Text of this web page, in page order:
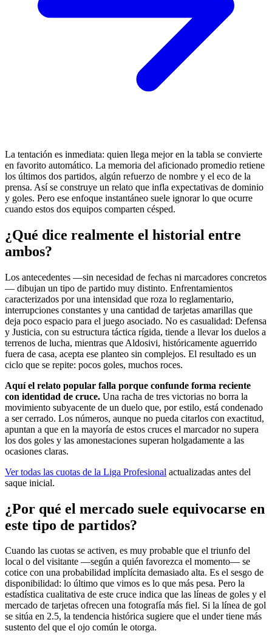
La tentación es inmediata: quien llega mejor en la tabla se convierte
en favorito automático. La memoria del aficionado promedio retiene
los últimos dos partidos, algún refuerzo de nombre y el eco de la
prensa. Así se construye un relato que infla expectativas de dominio
y goles. Pero ese enfoque instantáneo suele ignorar lo que ocurre
cuando estos dos equipos comparten césped.
¿Qué dice realmente el historial entre
ambos?
Los antecedentes —sin necesidad de fechas ni marcadores concretos
— dibujan un tipo de partido muy distinto. Enfrentamientos
caracterizados por una intensidad que roza lo reglamentario,
interrupciones constantes y una cantidad de tarjetas amarillas que
deja poco espacio para el juego asociado. No es casualidad: Defensa
y Justicia, con su estructura táctica rígida, tiende a llevar los duelos a
terrenos de lucha, mientras que Aldosivi, históricamente aguerrido
fuera de casa, acepta ese planteo sin complejos. El resultado es un
ciclo que se repite: pocos goles, muchos roces.
Aquí el relato popular falla porque confunde forma reciente
con identidad de cruce. Una racha de tres victorias no borra la
movimiento subyacente de un duelo que, por estilo, está condenado
a ser cerrado. Los números, aunque no pueda citarlos con exactitud,
apuntan a que en la mayoría de estos cruces el marcador no supera
los dos goles y las amonestaciones superan holgadamente a las
ocasiones claras.
Ver todas las cuotas de la Liga Profesional actualizadas antes del
saque inicial.
¿Por qué el mercado suele equivocarse en
este tipo de partidos?
Cuando las cuotas se activen, es muy probable que el triunfo del
local o del visitante —según a quién favorezca el momento— se
cotice con una probabilidad implícita demasiado alta. Es el sesgo de
disponibilidad: lo último que vimos es lo que más pesa. Pero la
estadística cualitativa de este cruce indica que las líneas de goles y el
mercado de tarjetas ofrecen una fotografía más fiel. Si la línea de gol
se sitúa en 2.5, la tendencia histórica sugiere que el under tiene más
sustento del que el ojo común le otorga.